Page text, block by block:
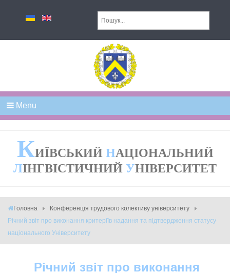
Menu
КИЇВСЬКИЙ НАЦІОНАЛЬНИЙ
ЛІНГВІСТИЧНИЙ УНІВЕРСИТЕТ
Головна
Конференція трудового колективу університету
Річний звіт про виконання критеріїв надання та підтвердження статусу
національного Університету
Річний звіт про виконання